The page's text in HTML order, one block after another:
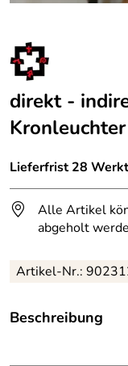
direkt -
Kronleuchter
Lieferfrist 28
Alle Artikel
abgeholt
Artikel-Nr.:
Beschreibung